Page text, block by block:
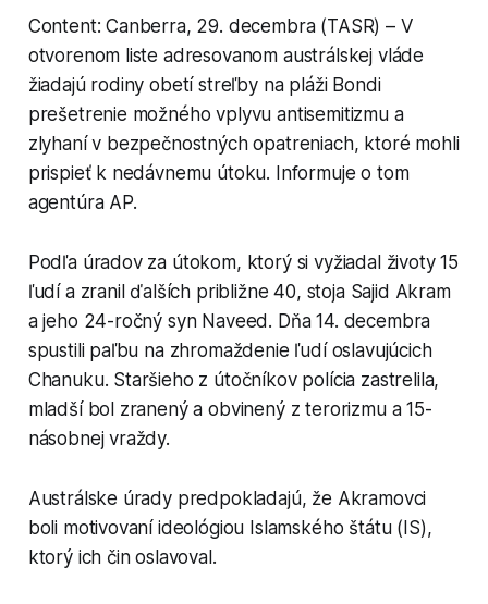
Content: Canberra, 29. decembra (TASR) – V
otvorenom liste adresovanom austrálskej vláde
žiadajú rodiny obetí streľby na pláži Bondi
prešetrenie možného vplyvu antisemitizmu a
zlyhaní v bezpečnostných opatreniach, ktoré mohli
prispieť k nedávnemu útoku. Informuje o tom
agentúra AP.
Podľa úradov za útokom, ktorý si vyžiadal životy 15
ľudí a zranil ďalších približne 40, stoja Sajid Akram
a jeho 24-ročný syn Naveed. Dňa 14. decembra
spustili paľbu na zhromaždenie ľudí oslavujúcich
Chanuku. Staršieho z útočníkov polícia zastrelila,
mladší bol zranený a obvinený z terorizmu a 15-
násobnej vraždy.
Austrálske úrady predpokladajú, že Akramovci
boli motivovaní ideológiou Islamského štátu (IS),
ktorý ich čin oslavoval.